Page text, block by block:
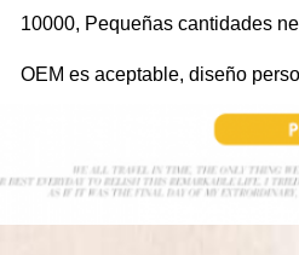
10000, Pequeñas cantidades
OEM es aceptable, diseño